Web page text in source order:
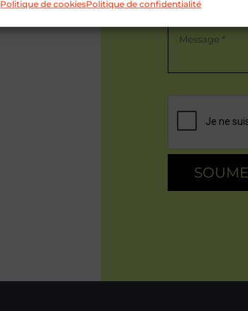
Politique de cookiesPolitique de confidentialité